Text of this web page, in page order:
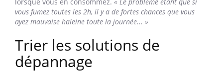
lorsque vous en consommez. « Le problème étant que si
vous fumez toutes les 2h, il y a de fortes chances que vous
ayez mauvaise haleine toute la journée... »
Trier les solutions de
dépannage